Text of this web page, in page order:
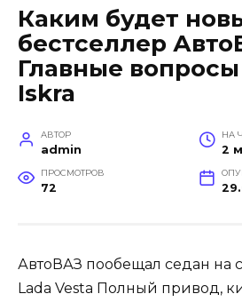
Каким будет
бестселлер
Главные
Iskra
АВТОР
admin
НА
2
ПРОСМОТРОВ
72
АвтоВАЗ пообещал седан на
Lada Vesta Полный привод,